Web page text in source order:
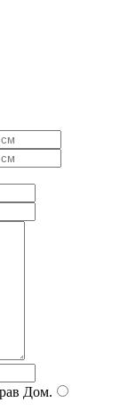
Дом.